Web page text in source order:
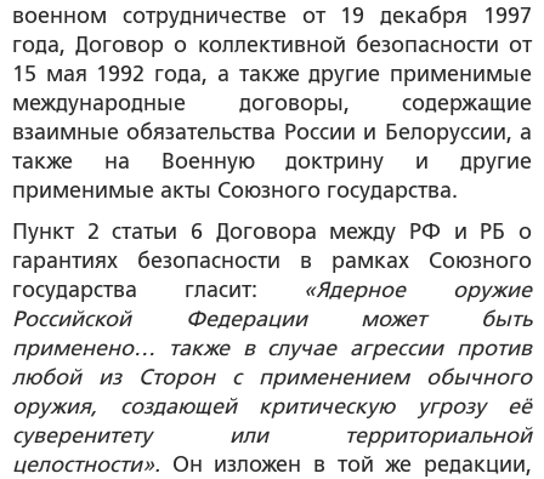
военном сотрудничестве от 19 декабря 1997
года, Договор о коллективной безопасности от
15 мая 1992 года, а также другие применимые
международные договоры, содержащие
взаимные обязательства России и Белоруссии, а
также на Военную доктрину и другие
применимые акты Союзного государства.
Пункт 2 статьи 6 Договора между РФ и РБ о
гарантиях безопасности в рамках Союзного
государства гласит: «Ядерное оружие
Российской Федерации может быть
применено… также в случае агрессии против
любой из Сторон с применением обычного
оружия, создающей критическую угрозу её
суверенитету или территориальной
целостности». Он изложен в той же редакции,